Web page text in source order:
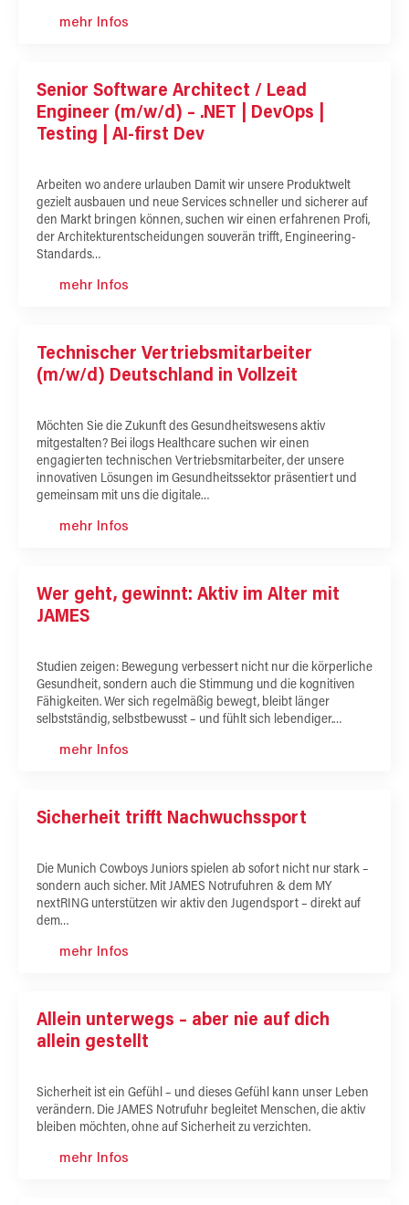
mehr Infos
Senior Software Architect / Lead
Engineer (m/w/d) – .NET | DevOps |
Testing | AI-first Dev
Arbeiten wo andere urlauben Damit wir unsere Produktwelt
gezielt ausbauen und neue Services schneller und sicherer auf
den Markt bringen können, suchen wir einen erfahrenen Profi,
der Architekturentscheidungen souverän trifft, Engineering-
Standards…
mehr Infos
Technischer Vertriebsmitarbeiter
(m/w/d) Deutschland in Vollzeit
Möchten Sie die Zukunft des Gesundheitswesens aktiv
mitgestalten? Bei ilogs Healthcare suchen wir einen
engagierten technischen Vertriebsmitarbeiter, der unsere
innovativen Lösungen im Gesundheitssektor präsentiert und
gemeinsam mit uns die digitale…
mehr Infos
Wer geht, gewinnt: Aktiv im Alter mit
JAMES
Studien zeigen: Bewegung verbessert nicht nur die körperliche
Gesundheit, sondern auch die Stimmung und die kognitiven
Fähigkeiten. Wer sich regelmäßig bewegt, bleibt länger
selbstständig, selbstbewusst – und fühlt sich lebendiger.…
mehr Infos
Sicherheit trifft Nachwuchssport
Die Munich Cowboys Juniors spielen ab sofort nicht nur stark –
sondern auch sicher. Mit JAMES Notrufuhren & dem MY
nextRING unterstützen wir aktiv den Jugendsport – direkt auf
dem…
mehr Infos
Allein unterwegs – aber nie auf dich
allein gestellt
Sicherheit ist ein Gefühl – und dieses Gefühl kann unser Leben
verändern. Die JAMES Notrufuhr begleitet Menschen, die aktiv
bleiben möchten, ohne auf Sicherheit zu verzichten.
mehr Infos